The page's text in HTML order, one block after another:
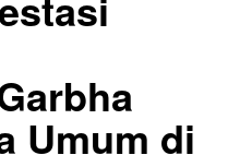
Umum di